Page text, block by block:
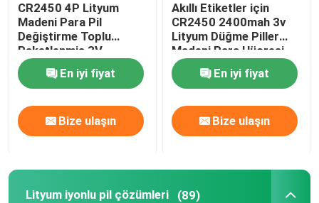
CR2450 4P Lityum
Madeni Para Pil
Değiştirme Toplu
Paketlenmiş 3V
2400mah
En iyi fiyat
Bize ulaşın
Akıllı Etiketler için
CR2450 2400mah 3v
Lityum Düğme Piller
Madeni Para Hücresi
Paketi
En iyi fiyat
Bize ulaşın
Lityum iyonlu pil çözümleri (89)